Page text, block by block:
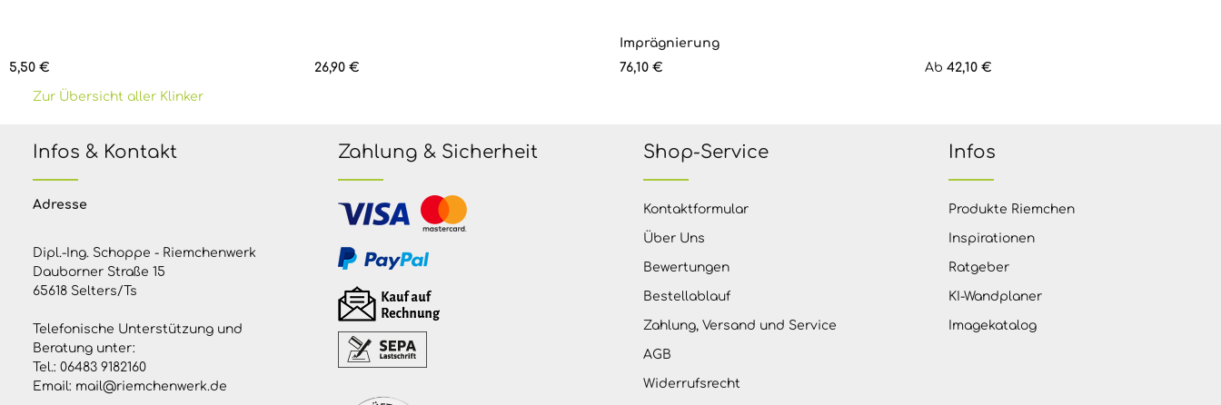
Regulärer Preis:
5,50 € Regulärer Preis:
26,90 €
Imprägnierung
Regulärer Preis:
76,10 € Regulärer Preis:
Ab42,10 €
Zur Übersicht aller Klinker
Infos & Kontakt
Adresse
Dipl.-Ing. Schoppe - Riemchenwerk
Dauborner Straße 15
65618 Selters/Ts
Telefonische Unterstützung und
Beratung unter:
Tel.: 06483 9182160
Email: mail@riemchenwerk.de
Zahlung & Sicherheit Shop-Service
Kontaktformular
Über Uns
Bewertungen
Bestellablauf
Zahlung, Versand und Service
AGB
Widerrufsrecht
Infos
Produkte Riemchen
Inspirationen
Ratgeber
KI-Wandplaner
Imagekatalog